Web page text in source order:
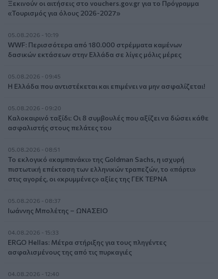
Ξεκινούν οι αιτήσεις στο vouchers.gov.gr για το Πρόγραμμα
«Τουρισμός για όλους 2026-2027»
05.08.2026 - 10:19
WWF: Περισσότερα από 180.000 στρέμματα καμένων
δασικών εκτάσεων στην Ελλάδα σε λίγες μόλις μέρες
05.08.2026 - 09:45
Η Ελλάδα που αντιστέκεται και επιμένει να μην ασφαλίζεται!
05.08.2026 - 09:20
Καλοκαιρινό ταξίδι: Οι 8 συμβουλές που αξίζει να δώσει κάθε
ασφαλιστής στους πελάτες του
05.08.2026 - 08:51
Το εκλογικό «καμπανάκι» της Goldman Sachs, η ισχυρή
πιστωτική επέκταση των ελληνικών τραπεζών, το «πάρτι»
στις αγορές, οι «κρυμμένες» αξίες της ΓΕΚ ΤΕΡΝΑ
05.08.2026 - 08:37
Ιωάννης Μπολέτης – ΩΝΑΣΕΙΟ
04.08.2026 - 15:33
ERGO Hellas: Μέτρα στήριξης για τους πληγέντες
ασφαλισμένους της από τις πυρκαγιές
04.08.2026 - 12:40